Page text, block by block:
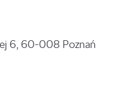
6, 60-008 Poznań